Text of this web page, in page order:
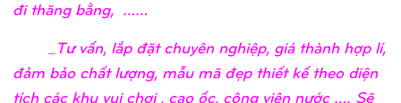
đi thăng bằng, ……
_Tư vấn, lắp đặt chuyên nghiệp, giá thành hợp lí,
đảm bảo chất lượng, mẫu mã đẹp thiết kế theo diện
tích các khu vui chơi , cao ốc, công viên nước …. Sẽ